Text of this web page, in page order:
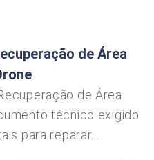
de Área
de Área
técnico exigido
para reparar...